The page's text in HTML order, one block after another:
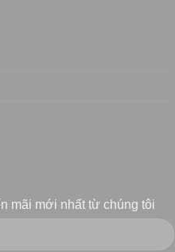
mãi mới nhất từ chúng tôi